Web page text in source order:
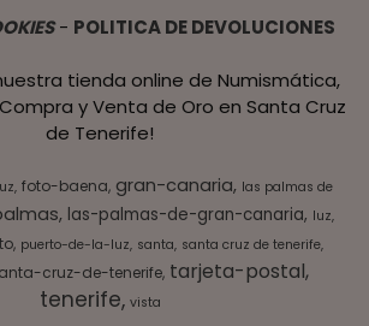
- POLITICA DE DEVOLUCIONES
tienda online de Numismática,
y Venta de Oro en Santa Cruz
de Tenerife!
foto-baena gran-canaria las palmas de
las-palmas-de-gran-canaria luz
puerto-de-la-luz santa santa cruz de tenerife
cruz-de-tenerife tarjeta-postal
tenerife vista